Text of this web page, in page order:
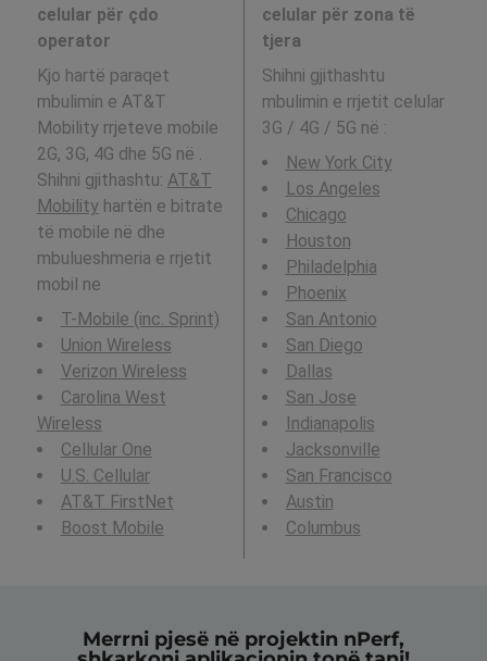
celular për çdo
operator
Kjo hartë paraqet
mbulimin e AT&T
Mobility rrjeteve mobile
2G, 3G, 4G dhe 5G në .
Shihni gjithashtu: AT&T
Mobilityhartën e bitrate
të mobile në dhe
mbulueshmeria e rrjetit
mobil ne
T-Mobile (inc. Sprint)
Union Wireless
Verizon Wireless
Carolina West
Wireless
Cellular One
U.S. Cellular
AT&T FirstNet
Boost Mobile
celular për zona të
tjera
Shihni gjithashtu
mbulimin e rrjetit celular
3G / 4G / 5G në :
New York City
Los Angeles
Chicago
Houston
Philadelphia
Phoenix
San Antonio
San Diego
Dallas
San Jose
Indianapolis
Jacksonville
San Francisco
Austin
Columbus
Merrni pjesë në projektin nPerf,